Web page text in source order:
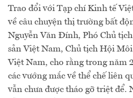
Trao đổi với Tạp chí Kinh tế
về câu chuyện thị trường bất
Nguyễn Văn Đính, Phó Chủ
sản Việt Nam, Chủ tịch Hội
Việt Nam, cho rằng trong năm
các vướng mắc về thể chế liên
vẫn chưa được tháo gỡ triệt để.